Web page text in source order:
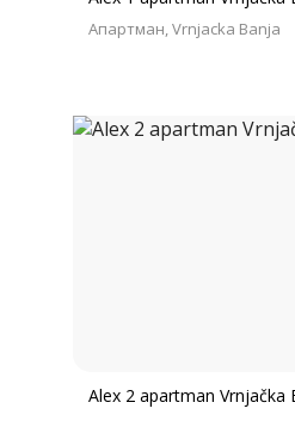
Апартман Vrnjacka Banja
Alex 2 apartman Vrnjačka